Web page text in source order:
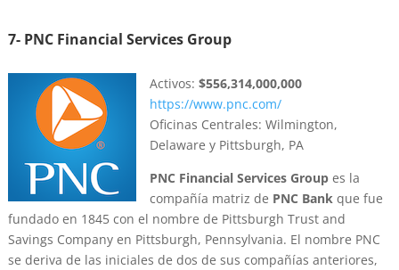
7- PNC Financial Services Group
Activos: $556,314,000,000
https://www.pnc.com/
Oficinas Centrales: Wilmington,
Delaware y Pittsburgh, PA
PNC Financial Services Group es la
compañía matriz de PNC Bank que fue
fundado en 1845 con el nombre de Pittsburgh Trust and
Savings Company en Pittsburgh, Pennsylvania. El nombre PNC
se deriva de las iniciales de dos de sus compañías anteriores,